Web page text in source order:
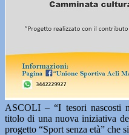
ASCOLI – “I tesori nascosti
titolo di una nuova iniziativa
progetto “Sport senza età” che